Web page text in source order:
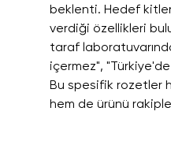
beklenti. Hedef
verdiği özellikleri
taraf
içermez",
Bu spesifik rozetler
hem de ürünü